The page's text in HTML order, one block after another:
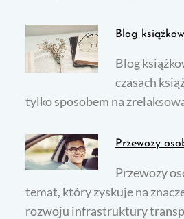
Blog
Blog
czasach
tylko sposobem na
Przewozy
Przewozy
temat, który zyskuje na
rozwoju infrastruktury